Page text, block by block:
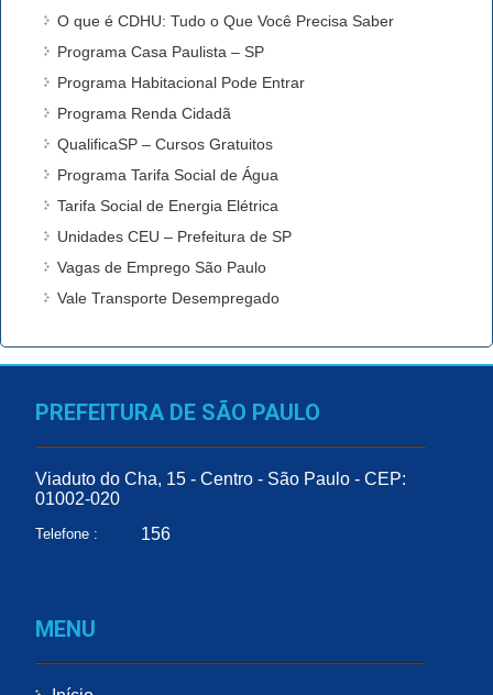
O que é CDHU: Tudo o Que Você Precisa Saber
Programa Casa Paulista – SP
Programa Habitacional Pode Entrar
Programa Renda Cidadã
QualificaSP – Cursos Gratuitos
Programa Tarifa Social de Água
Tarifa Social de Energia Elétrica
Unidades CEU – Prefeitura de SP
Vagas de Emprego São Paulo
Vale Transporte Desempregado
PREFEITURA DE SÃO PAULO
Viaduto do Cha, 15 - Centro - São Paulo - CEP:
01002-020
Telefone : 156
MENU